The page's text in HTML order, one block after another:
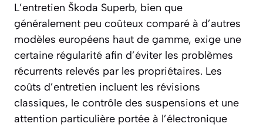
L’entretien Škoda Superb, bien que
généralement peu coûteux comparé à d’autres
modèles européens haut de gamme, exige une
certaine régularité afin d’éviter les problèmes
récurrents relevés par les propriétaires. Les
coûts d’entretien incluent les révisions
classiques, le contrôle des suspensions et une
attention particulière portée à l’électronique